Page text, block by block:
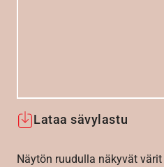
Lataa sävylastu
Näytön ruudulla näkyvät